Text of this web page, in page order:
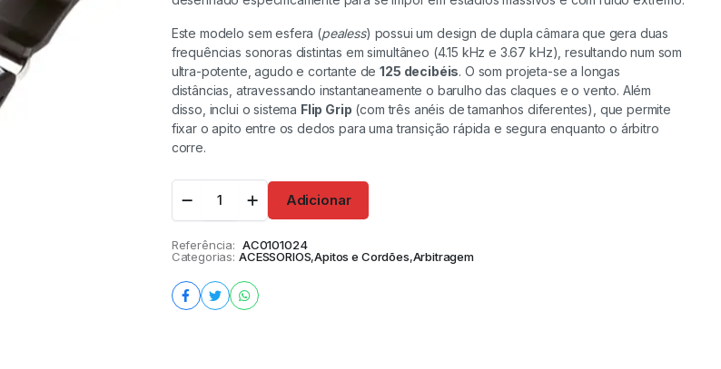
UNNOSPORT 175 CM
Adicionar
REPLAY STATION
Adicionar
ACADEMY
Adicionar
RUBBER PRO
Ver opções
SUPERIOR E INFERIOR
Adicionar
MUSCULAÇÃO
Adicionar
RUBBER PRO
Ver opções
SUPERIOR E INFERIOR
Adicionar
MUSCULAÇÃO
Adicionar
RUBBER PRO
Ver opções
SUPERIOR E INFERIOR
Adicionar
MUSCULAÇÃO
Adicionar
Adicionar
SENSORIAL DUOBALL 6 CM
Adicionar
Ver opções
FLEXÕES (X2)
Adicionar
PLIOMETRICA (X3)
Adicionar
Adicionar
REBEL 72X42 CM
Adicionar
Adicionar
PENTAGRAM
Ver opções
Este modelo sem esfera (pealess) possui um design de dupla câmara que gera duas
frequências sonoras distintas em simultâneo (4.15 kHz e 3.67 kHz), resultando num som
ultra-potente, agudo e cortante de125 decibéis. O som projeta-se a longas
distâncias, atravessando instantaneamente o barulho das claques e o vento. Além
disso, inclui o sistema Flip Grip (com três anéis de tamanhos diferentes), que permite
fixar o apito entre os dedos para uma transição rápida e segura enquanto o árbitro
corre.
Adicionar
Referência: AC0101024
Categorias: ACESSORIOS,Apitos e Cordões,Arbitragem